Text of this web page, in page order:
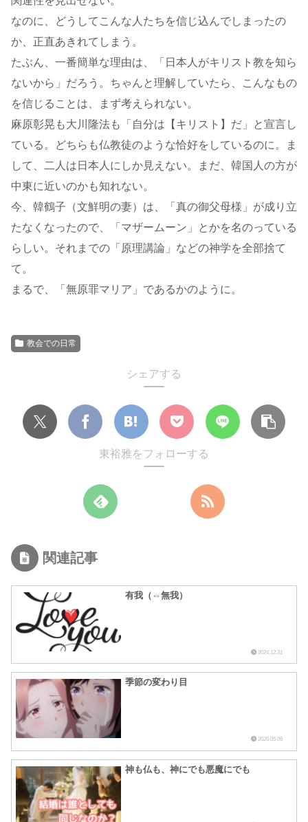
なのに、どうしてこんな人たちを信じ込んでしまったの
か、正直あきれてしまう。
たぶん、一番簡単な理由は、「日本人がキリスト教を知ら
ないから」だろう。ちゃんと理解していたら、こんなもの
を信じることは、まず考えられない。
麻原彰晃も大川隆法も「自分は【キリスト】だ」と宣言し
ている。どちらも仏教徒のような恰好をしているのに。ま
して、二人は日本人にしか見えない。まだ、韓国人の方が
中東に近いのかも知れない。
今、韓鶴子（文鮮明の妻）は、「真の御父母様」が成り立
たなくなったので、「マザームーン」とかを名のっている
らしい。それまでの「原理講論」などの神学を全部捨て
て。
まるで、「無原罪マリア」であるかのように。
教会での日常
シェアする
東裕雅をフォローする
関連記事
有我（⇔無我）
2024.12.31
季節の変わり目
2026.05.06
神も仏も、神にでも悪魔にでも